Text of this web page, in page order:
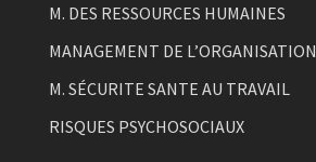
M. DES RESSOURCES HUMAINES
MANAGEMENT DE L’ORGANISATION
M. SÉCURITE SANTE AU TRAVAIL
RISQUES PSYCHOSOCIAUX